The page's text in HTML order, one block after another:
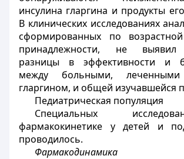
инсулина гларгина и продукты
В клинических исследованиях
сформированных по
принадлежности, не выявил
разницы в эффективности и
между больными, леченными
гларгином, и общей изучавшейся
Педиатрическая популяция
Специальных
фармакокинетике у детей и
проводилось.
Фармакодинамика